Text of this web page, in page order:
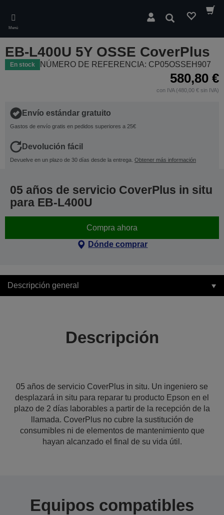
main
content
Menú
Buscar
EB-L400U 5Y OSSE CoverPlus
En stock NÚMERO DE REFERENCIA: CP05OSSEH907
580,80 €
con IVA (480,00 € sin IVA)
Envío estándar gratuito
Gastos de envío gratis en pedidos superiores a 25€
Devolución fácil
Devuelve en un plazo de 30 días desde la entrega. Obtener más información
05 años de servicio CoverPlus in situ
para EB-L400U
Compra ahora
Dónde comprar
Descripción general
Descripción
05 años de servicio CoverPlus in situ. Un ingeniero se
desplazará in situ para reparar tu producto Epson en el
plazo de 2 días laborables a partir de la recepción de la
llamada. CoverPlus no cubre la sustitución de
consumibles ni de elementos de mantenimiento que
hayan alcanzado el final de su vida útil.
Equipos compatibles